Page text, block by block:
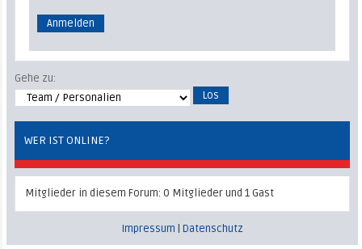
Gehe zu:
WER IST ONLINE?
Mitglieder in diesem Forum: 0 Mitglieder und 1 Gast
Impressum |Datenschutz